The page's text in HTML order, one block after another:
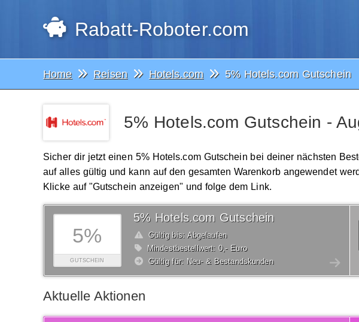
Rabatt-Roboter.com
Home Reisen Hotels.com 5% Hotels.com Gutschein
5% Hotels.com Gutschein -
Sicher dir jetzt einen 5% Hotels.com Gutschein bei deiner nächsten
auf alles gültig und kann auf den gesamten Warenkorb angewendet
Klicke auf "Gutschein anzeigen" und folge dem Link.
5%
GUTSCHEIN
5% Hotels.com Gutschein
Gültig bis: Abgelaufen
Mindestbestellwert: 0,- Euro
Gültig für: Neu- & Bestandskunden
Aktuelle Aktionen